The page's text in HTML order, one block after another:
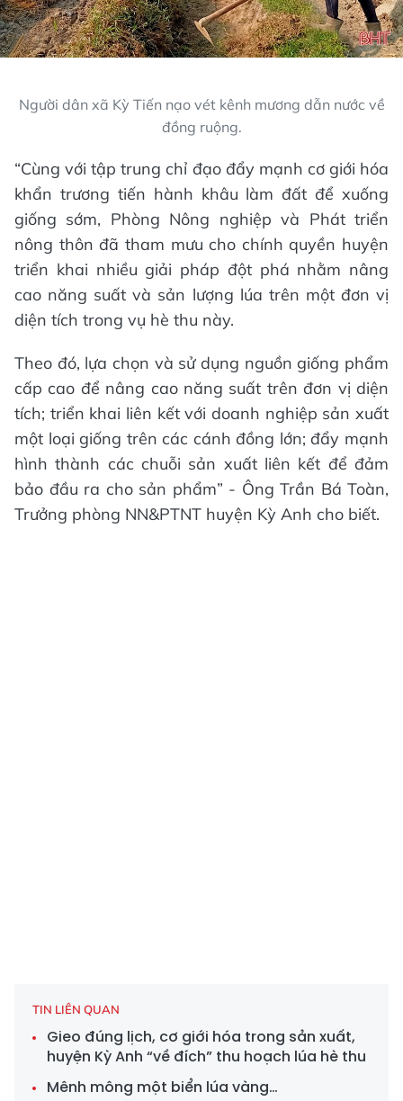
Người dân xã Kỳ Tiến nạo vét kênh mương dẫn nước về
đồng ruộng.
“Cùng với tập trung chỉ đạo đẩy mạnh cơ giới hóa
khẩn trương tiến hành khâu làm đất để xuống
giống sớm, Phòng Nông nghiệp và Phát triển
nông thôn đã tham mưu cho chính quyền huyện
triển khai nhiều giải pháp đột phá nhằm nâng
cao năng suất và sản lượng lúa trên một đơn vị
diện tích trong vụ hè thu này.
Theo đó, lựa chọn và sử dụng nguồn giống phẩm
cấp cao để nâng cao năng suất trên đơn vị diện
tích; triển khai liên kết với doanh nghiệp sản xuất
một loại giống trên các cánh đồng lớn; đẩy mạnh
hình thành các chuỗi sản xuất liên kết để đảm
bảo đầu ra cho sản phẩm” - Ông Trần Bá Toàn,
Trưởng phòng NN&PTNT huyện Kỳ Anh cho biết.
TIN LIÊN QUAN
Gieo đúng lịch, cơ giới hóa trong sản xuất,
huyện Kỳ Anh “về đích” thu hoạch lúa hè thu
Mênh mông một biển lúa vàng…